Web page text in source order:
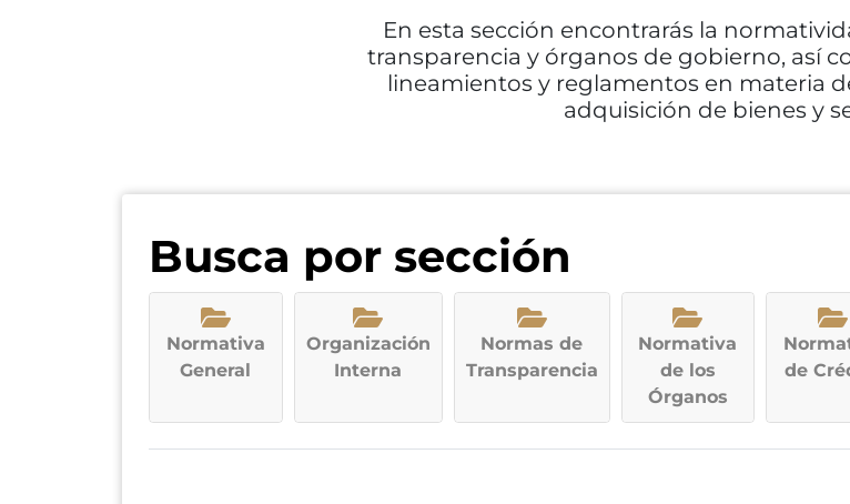
En esta sección encontrarás la
transparencia y órganos de gobierno, así
lineamientos y reglamentos en materia
adquisición de bienes y
Busca por sección
Normativa
General
Organización
Interna
Normas de
Transparencia
Normativa
de los
Órganos
de